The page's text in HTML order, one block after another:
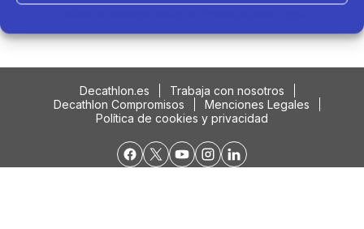
Decathlon.es
Trabaja con nosotros
Decathlon Compromisos
Menciones Legales
Política de cookies y privacidad